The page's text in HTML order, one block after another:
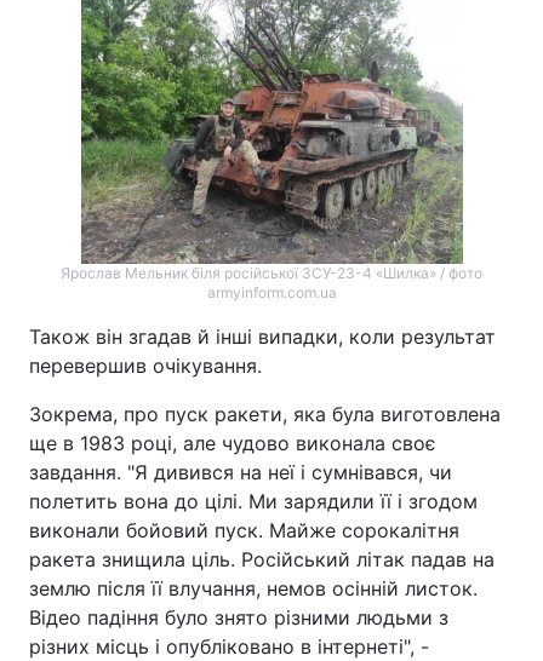
Ярослав Мельник біля російської ЗСУ-23-4 «Шилка» / фото
armyinform.com.ua
Також він згадав й інші випадки, коли результат
перевершив очікування.
Зокрема, про пуск ракети, яка була виготовлена
ще в 1983 році, але чудово виконала своє
завдання. "Я дивився на неї і сумнівався, чи
полетить вона до цілі. Ми зарядили її і згодом
виконали бойовий пуск. Майже сорокалітня
ракета знищила ціль. Російський літак падав на
землю після її влучання, немов осінній листок.
Відео падіння було знято різними людьми з
різних місць і опубліковано в інтернеті", -